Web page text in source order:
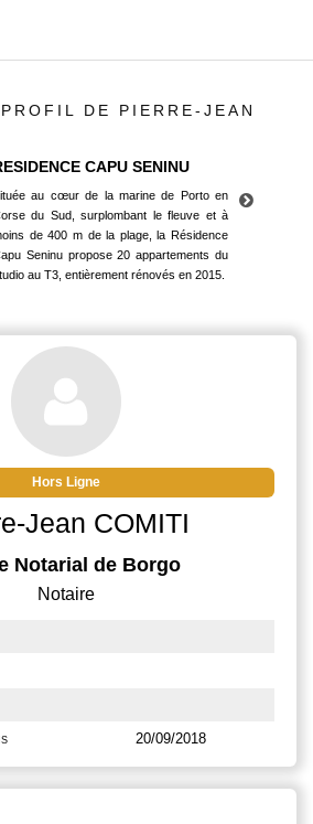
DE PIERRE-JEAN
CAPU SENINU
au cœur de la marine de Porto en
du Sud, surplombant le fleuve et à
de 400 m de la plage, la Résidence
Seninu propose 20 appartements du
au T3, entièrement rénovés en 2015.
Corse du Sud, surplombant le fleuve et à
moins de 400 m de la plage, la Résidence
Capu Seninu propose 20 appartements du
studio au T3, entièrement rénovés en 2015.
Hors Ligne
Jean COMITI
Notarial de Borgo
Notaire
20/09/2018